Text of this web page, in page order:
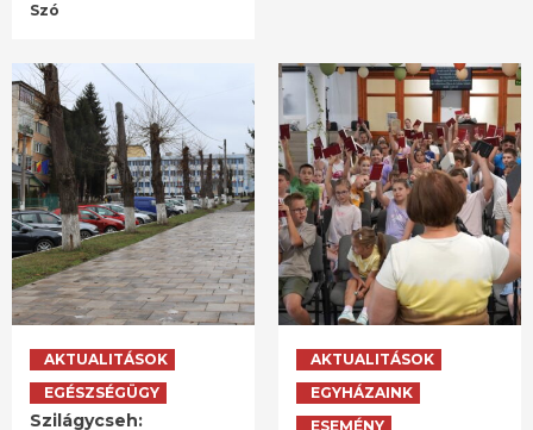
Szó
AKTUALITÁSOK
EGÉSZSÉGÜGY
Szilágycseh:
AKTUALITÁSOK
EGYHÁZAINK
ESEMÉNY